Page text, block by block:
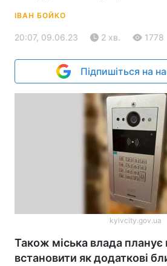
ІВАН БОЙКО
20:07, 09.06.23 2 хв. 1778
Підпишіться на
kyivcity.gov.ua
Також міська влада планує
встановити як додаткові